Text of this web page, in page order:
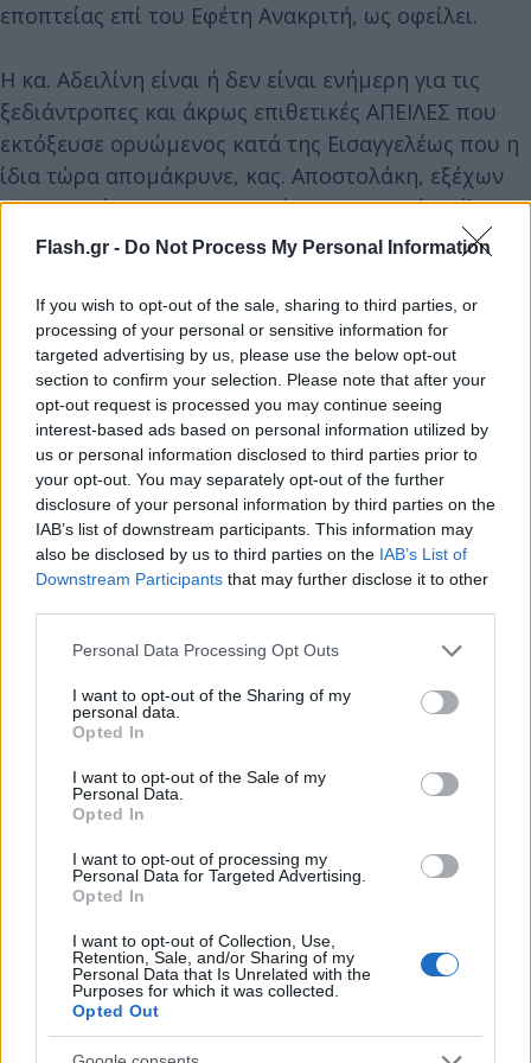
Flash.gr - Do Not Process My Personal Information
If you wish to opt-out of the sale, sharing to third parties, or
processing of your personal or sensitive information for
targeted advertising by us, please use the below opt-out
section to confirm your selection. Please note that after your
opt-out request is processed you may continue seeing
interest-based ads based on personal information utilized by
us or personal information disclosed to third parties prior to
your opt-out. You may separately opt-out of the further
disclosure of your personal information by third parties on the
IAB’s list of downstream participants. This information may
also be disclosed by us to third parties on the IAB’s List of
Downstream Participants that may further disclose it to other
Please note that this website/app uses one or more Google
not limited to your visit or usage behaviour. You may click to
grant or deny consent to Google and its third-party tags to
use your data for below specified purposes in below Google
consent section.
Personal Data Processing Opt Outs
I want to opt-out of the Sharing of my
personal data.
Opted In
I want to opt-out of the Sale of my
Personal Data.
Opted In
I want to opt-out of processing my
Personal Data for Targeted Advertising.
Opted In
I want to opt-out of Collection, Use,
Retention, Sale, and/or Sharing of my
Personal Data that Is Unrelated with the
Purposes for which it was collected.
Opted Out
εποπτείας επί του Εφέτη Ανακριτή, ως οφείλει.
Η κα. Αδειλίνη είναι ή δεν είναι ενήμερη για τις
ξεδιάντροπες και άκρως επιθετικές ΑΠΕΙΛΕΣ που
εκτόξευσε ορυώμενος κατά της Εισαγγελέως που η
ίδια τώρα απομάκρυνε, κας. Αποστολάκη, εξέχων
κατηγορούμενος των Τεμπών, και ισχυρό στέλεχος
της ΝΔ, εναντίον της το καλοκαίρι του 2024;
Δηλαδή λίγους μήνες πριν την εξαφάνιση του γιου
της, τον Δεκέμβριο του 2024;
Παρόλα αυτά δεν δόθηκε προστασία στην κυρία
Εισαγγελέα, κα. Αποστολάκη, όπως έγινε στον κύριο
Μπακαιμη αμέσως μετά την μήνυση μας…..
Και ο γιος της Εισαγγελέως χάθηκε…. και εντός 24
ωρών ο ΑΠ έσπευσε και απεφάνθη, χωρίς καμία
έρευνα (όπως έκανε ο ΠΘ πριν από δύο χρόνια
κακού το ανθρώπινο λάθος) ότι οι υποθέσεις δεν
συνδέονται….
χάσει και αυτή το οξυγόνο της, όπως και εμείς όλοι.
Ασφυκτιούμε ….
Είναι πλέον φανερό σε όλους ότι με τέτοιο πέπλο
αφαιρεθεί από τον κ. Μπακαΐμη διότι όλοι όσοι του
δίνουν εντολές είναι εκείνοι που θέλουν να
παραμείνει στα ασφαλή χέρια του….